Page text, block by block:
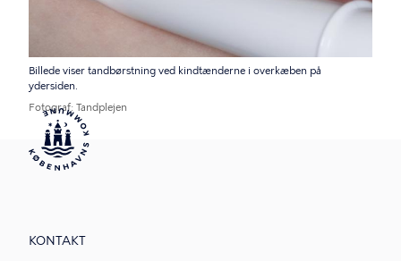
Billede viser tandbørstning ved kindtænderne i overkæben på
ydersiden.
Fotograf Tandplejen
KONTAKT